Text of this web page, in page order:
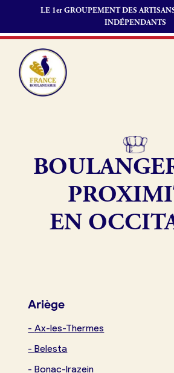
LE 1er GROUPEMENT DES
INDÉPENDANTS
Je suis
Je découvre
Boulangerie
Je référence
boulangerie
Offres
d’emploi
Fonds de
EN
Ariège
-Ax-les-Thermes
-Belesta
-Bonac-Irazein